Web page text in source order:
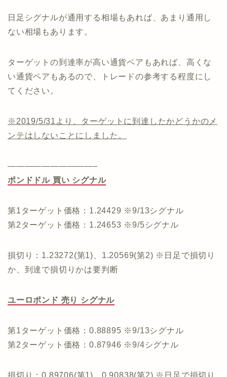
日足シグナルが通用する相場もあれば、あまり通用し
ない相場もあります。
ターゲットの到達率が高い通貨ペアもあれば、高くな
い通貨ペアもあるので、トレードの参考する程度にし
てください。
※2019/5/31より、ターゲットに到達したかどうかのメ
ンテはしないことにしました。
——————————–
ポンドドル 買い シグナル
第1ターゲット価格：1.24429 ※9/13シグナル
第2ターゲット価格：1.24653 ※9/5シグナル
損切り：1.23272(第1)、1.20569(第2) ※日足で損切り
か、到達で損切りかは要判断
ユーロポンド 売り シグナル
第1ターゲット価格：0.88895 ※9/13シグナル
第2ターゲット価格：0.87946 ※9/4シグナル